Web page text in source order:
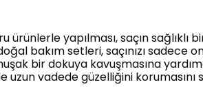
ürünlerle yapılması, saçın
bakım setleri, saçınızı sadece
bir dokuya kavuşmasına
uzun vadede güzelliğini korumasını